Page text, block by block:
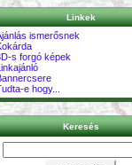
Linkek
ismerősnek
s forgó képek
e hogy...
Keresés